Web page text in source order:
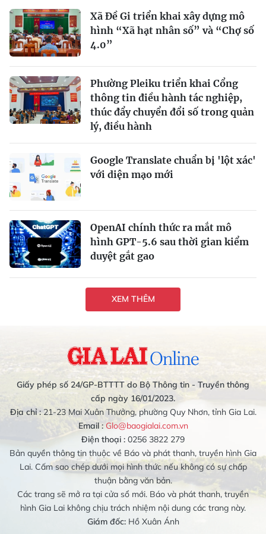
Xã Đề Gi triển khai xây dựng mô
hình “Xã hạt nhân số” và “Chợ số
4.0”
Phường Pleiku triển khai Cổng
thông tin điều hành tác nghiệp,
thúc đẩy chuyển đổi số trong quản
lý, điều hành
Google Translate chuẩn bị 'lột xác'
với diện mạo mới
OpenAI chính thức ra mắt mô
hình GPT-5.6 sau thời gian kiểm
duyệt gắt gao
XEM THÊM
Giấy phép số 24/GP-BTTTT do Bộ Thông tin - Truyền thông
cấp ngày 16/01/2023.
Địa chỉ :21-23 Mai Xuân Thưởng, phường Quy Nhơn, tỉnh Gia Lai.
Email : Glo@baogialai.com.vn
Điện thoại : 0256 3822 279
Bản quyền thông tin thuộc về Báo và phát thanh, truyền hình Gia
Lai. Cấm sao chép dưới mọi hình thức nếu không có sự chấp
thuận bằng văn bản.
Các trang sẽ mở ra tại cửa sổ mới. Báo và phát thanh, truyền
hình Gia Lai không chịu trách nhiệm nội dung các trang này.
Giám đốc:Hồ Xuân Ánh